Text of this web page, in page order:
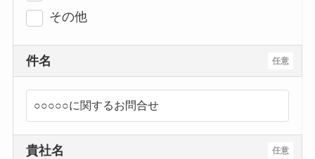
その他
任意
件名
任意
貴社名